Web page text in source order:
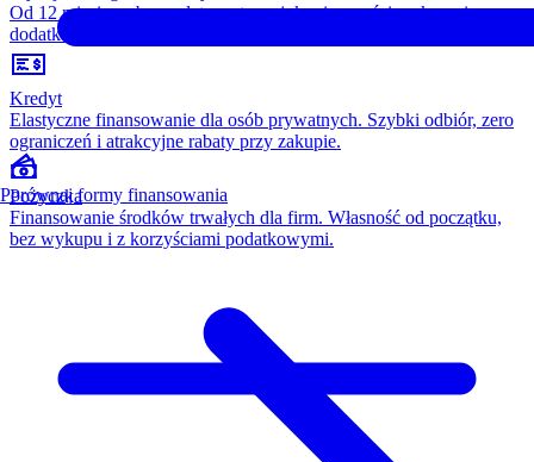
Od 12 miesięcy, bez opłaty wstępnej, konieczności wykupu i
dodatkowych kosztów. Wszystko w cenie raty.
Kredyt
Elastyczne finansowanie dla osób prywatnych. Szybki odbiór, zero
ograniczeń i atrakcyjne rabaty przy zakupie.
Pożyczka
Finansowanie środków trwałych dla firm. Własność od początku,
bez wykupu i z korzyściami podatkowymi.
Porównaj formy finansowania